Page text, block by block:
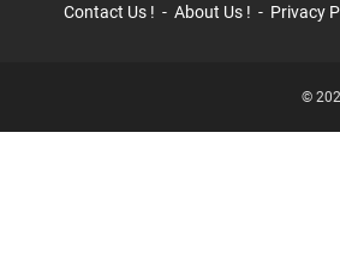
Contact Us ! About Us ! Privacy
©